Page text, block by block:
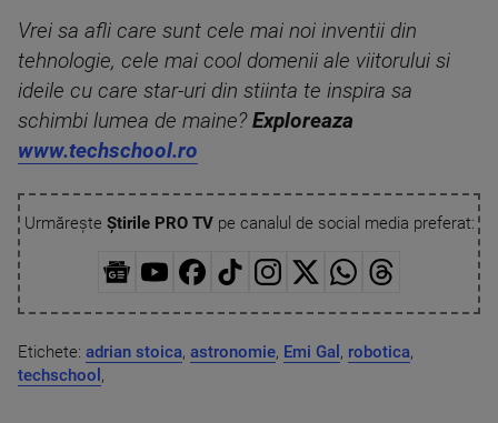
Vrei sa afli care sunt cele mai noi inventii din
tehnologie, cele mai cool domenii ale viitorului si
ideile cu care star-uri din stiinta te inspira sa
schimbi lumea de maine?Exploreaza
www.techschool.ro
Urmărește Știrile PRO TVpe canalul de social media preferat:
Etichete: adrian stoica, astronomie, Emi Gal , robotica,
techschool ,